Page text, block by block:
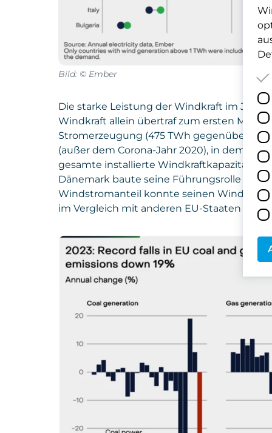
Bild: © Ember
Die starke Leistung der Windkraft im Jahr
Windkraft allein übertraf zum ersten Mal
Stromerzeugung (475 TWh gegenüber 452
(außer dem Corona-Jahr 2020), in dem die
gesamte installierte Windkraftkapazität in
Dänemark baute seine Führungsrolle bei
Windstromanteil konnte seinen
im Vergleich mit anderen EU-Staaten